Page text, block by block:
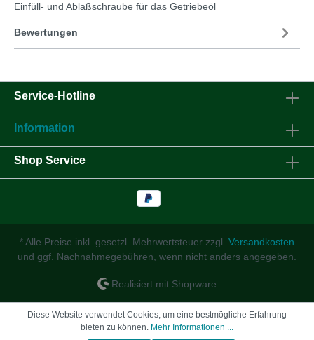
Einfüll- und Ablaßschraube für das Getriebeöl
Bewertungen
Service-Hotline
Information
Shop Service
* Alle Preise inkl. gesetzl. Mehrwertsteuer zzgl. Versandkosten
und ggf. Nachnahmegebühren, wenn nicht anders angegeben.
Realisiert mit Shopware
Diese Website verwendet Cookies, um eine bestmögliche Erfahrung
bieten zu können. Mehr Informationen ...